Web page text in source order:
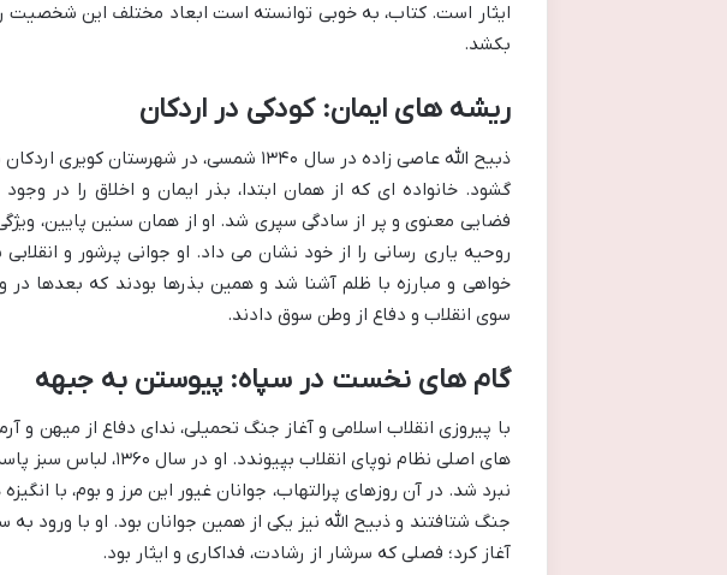
ایثار است. کتاب، به خوبی توانسته است ابعاد مختلف این شخصیت
بکشد.
ریشه های ایمان: کودکی در اردکان
ذبیح الله عاصی زاده در سال ۱۳۴۰ شمسی، در
گشود. خانواده ای که از همان ابتدا، بذر ایمان و اخلاق را در وجود
فضایی معنوی و پر از سادگی سپری شد. او از همان سنین پایین،
روحیه یاری رسانی را از خود نشان می داد. او جوانی پرشور و
خواهی و مبارزه با ظلم آشنا شد و همین بذرها بودند که بعدها در
سوی انقلاب و دفاع از وطن سوق دادند.
گام های نخست در سپاه: پیوستن به جبهه
با پیروزی انقلاب اسلامی و آغاز جنگ تحمیلی، ندای دفاع از میهن و
های اصلی نظام نوپای
نبرد شد. در آن روزهای پرالتهاب، جوانان غیور این مرز و بوم، با
جنگ شتافتند و ذبیح الله نیز یکی از همین جوانان بود. او با ورود به
آغاز کرد؛ فصلی که سرشار از رشادت، فداکاری و ایثار بود.